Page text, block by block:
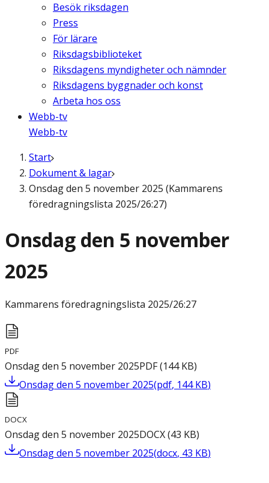
Besök riksdagen
Press
För lärare
Riksdagsbiblioteket
Riksdagens myndigheter och nämnder
Riksdagens byggnader och konst
Arbeta hos oss
Webb-tv
Webb-tv
Start
Dokument & lagar
Onsdag den 5 november 2025 (Kammarens
föredragningslista 2025/26:27)
Onsdag den 5 november
2025
Kammarens föredragningslista 2025/26:27
PDF
Onsdag den 5 november 2025PDF(144 KB)
Onsdag den 5 november 2025(pdf, 144 KB)
DOCX
Onsdag den 5 november 2025DOCX(43 KB)
Onsdag den 5 november 2025(docx, 43 KB)